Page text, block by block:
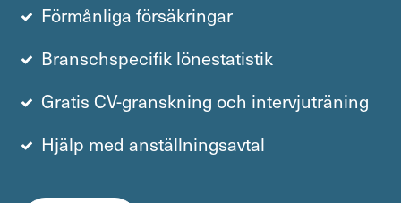
Förmånliga försäkringar
Branschspecifik lönestatistik
Gratis CV-granskning och intervjuträning
Hjälp med anställningsavtal